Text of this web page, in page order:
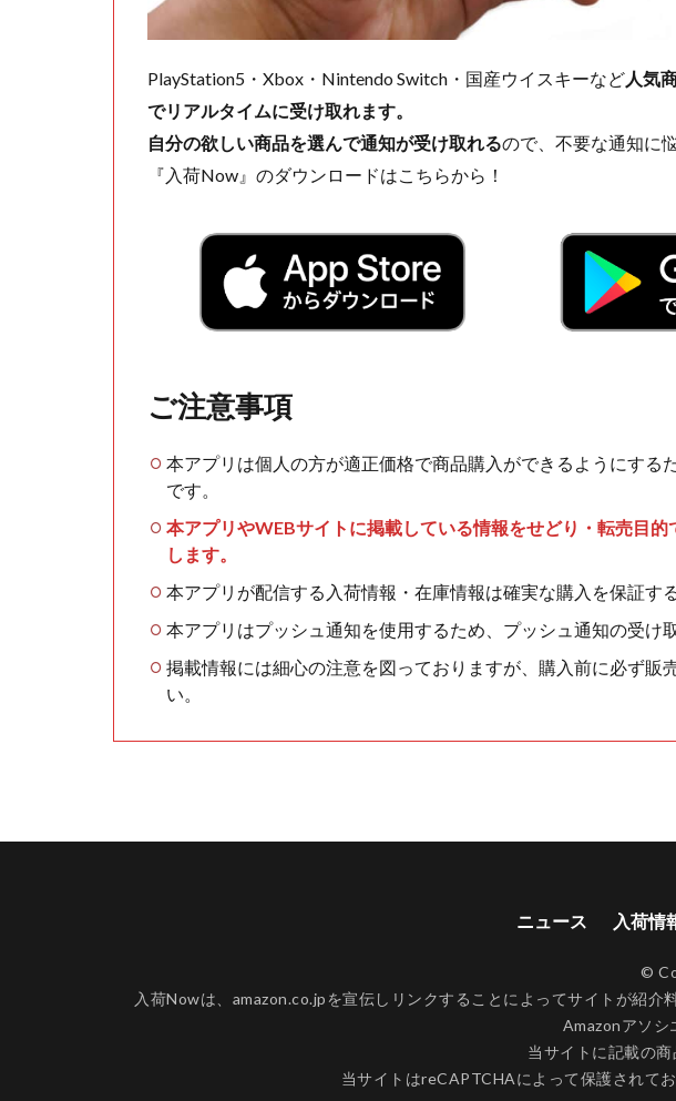
PlayStation5・Xbox・Nintendo Switch・国産ウイスキーなど人気
でリアルタイムに受け取れます。
自分の欲しい商品を選んで通知が受け取れるので、不要な通知に
『入荷Now』のダウンロードはこちらから！
ご注意事項
本アプリは個人の方が適正価格で商品購入ができるようにする
です。
本アプリやWEBサイトに掲載している情報をせどり・転売目
します。
本アプリが配信する入荷情報・在庫情報は確実な購入を保証す
本アプリはプッシュ通知を使用するため、プッシュ通知の受け
掲載情報には細心の注意を図っておりますが、購入前に必ず販
い。
ニュース 入荷情
©
入荷Nowは、amazon.co.jpを宣伝しリンクすることによってサイトが紹
Amazonアソシ
当サイトに記載の
当サイトはreCAPTCHAによって保護されて